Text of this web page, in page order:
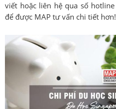
viết hoặc liên hệ qua số hotline
để được MAP tư vấn chi tiết hơn!